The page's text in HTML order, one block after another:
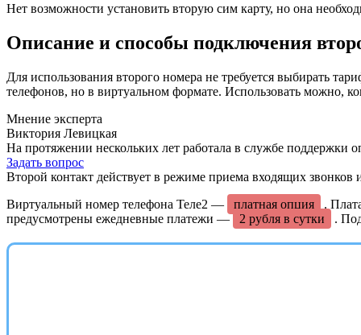
Нет возможности установить вторую сим карту, но она
Описание и способы подключения
Для использования второго номера не требуется выбирать
телефонов, но в виртуальном формате. Использовать можно,
Мнение эксперта
Виктория Левицкая
На протяжении нескольких лет работала в службе поддержки
Задать вопрос
Второй контакт действует в режиме приема входящих
Виртуальный номер телефона Теле2 —
платная опция
.
предусмотрены ежедневные платежи — 2 рубля в сутки .